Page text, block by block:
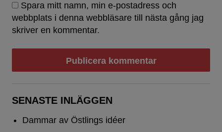
Spara mitt namn, min e-postadress och
webbplats i denna webbläsare till nästa gång jag
skriver en kommentar.
SENASTE INLÄGGEN
Dammar av Östlings idéer